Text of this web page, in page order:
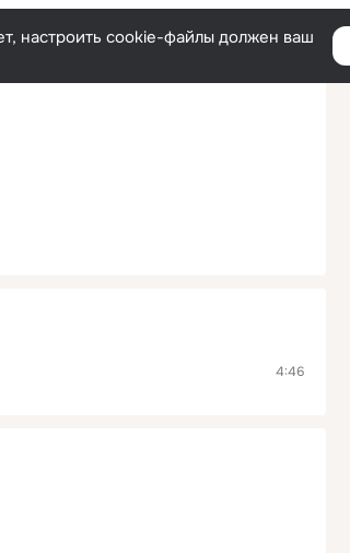
Русский
настроить cookie-файлы должен ваш
4:46